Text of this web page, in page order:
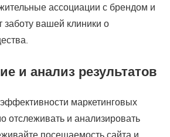
ассоциации с брендом и
заботу вашей клиники о
и анализ результатов
маркетинговых
отслеживать и анализировать
посещаемость сайта и